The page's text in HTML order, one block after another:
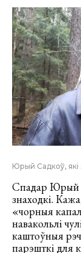
Юрый Садкоў,
Спадар Юрый
знаходкі.
«чорныя
навакольлі
каштоўныя
парэшткі для